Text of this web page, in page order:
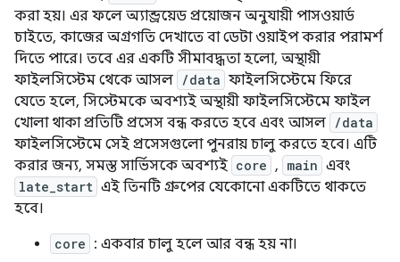
করা হয়। এর ফলে অ্যান্ড্রয়েড প্রয়োজন অনুযায়ী পাসওয়ার্ড
চাইতে, কাজের অগ্রগতি দেখাতে বা ডেটা ওয়াইপ করার পরামর্শ
দিতে পারে। তবে এর একটি সীমাবদ্ধতা হলো, অস্থায়ী
ফাইলসিস্টেম থেকে আসল /data ফাইলসিস্টেমে ফিরে
যেতে হলে, সিস্টেমকে অবশ্যই অস্থায়ী ফাইলসিস্টেমে ফাইল
খোলা থাকা প্রতিটি প্রসেস বন্ধ করতে হবে এবং আসল /data
ফাইলসিস্টেমে সেই প্রসেসগুলো পুনরায় চালু করতে হবে। এটি
করার জন্য, সমস্ত সার্ভিসকে অবশ্যই core , main এবং
late_start এই তিনটি গ্রুপের যেকোনো একটিতে থাকতে
হবে।
core : একবার চালু হলে আর বন্ধ হয় না।